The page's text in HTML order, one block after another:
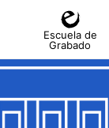
Escuela de
Grabado